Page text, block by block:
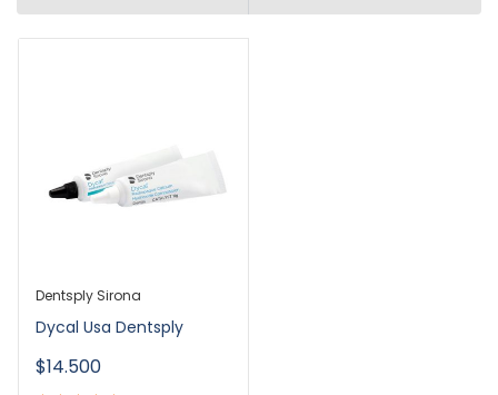
Dentsply Sirona
Dycal Usa Dentsply
$14.500